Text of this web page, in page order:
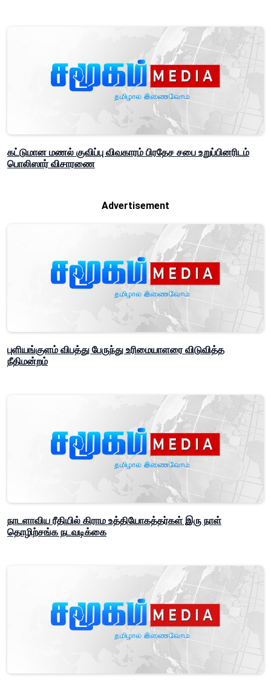
கட்டுமான மணல் குவிப்பு விவகாரம் பிரதேச சபை உறுப்பினரிடம்
பொலிஸார் விசாரணை
Advertisement
புளியங்குளம் விபத்து பேருந்து உரிமையாளரை விடுவித்த
நீதிமன்றம்
நாடளாவிய ரீதியில் கிராம உத்தியோகத்தர்கள் இரு நாள்
தொழிற்சங்க நடவடிக்கை